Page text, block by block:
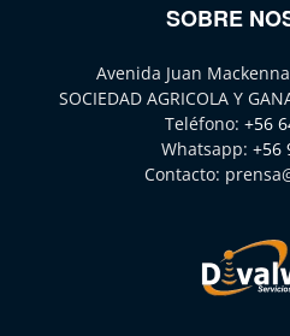
SOBRE
Avenida Juan
SOCIEDAD AGRICOLA Y
Teléfono: +56
Whatsapp: +56
Contacto: